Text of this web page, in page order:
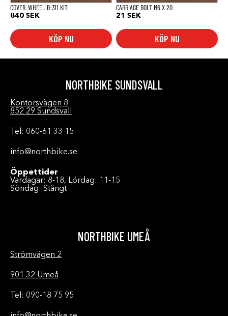
COVER_WHEEL B-311 KIT
840 SEK
KÖP NU
CARRIAGE BOLT M6 X 20
21 SEK
KÖP NU
NORTHBIKE SUNDSVALL
Kontorsvägen 8
852 29 Sundsvall
Tel: 060-61 33 15
info@northbike.se
Öppettider
Vardagar: 8-18, Lördag: 11-15
Söndag: Stängt
NORTHBIKE UMEÅ
Strömvägen 2
901 32 Umeå
Tel: 090-18 75 95